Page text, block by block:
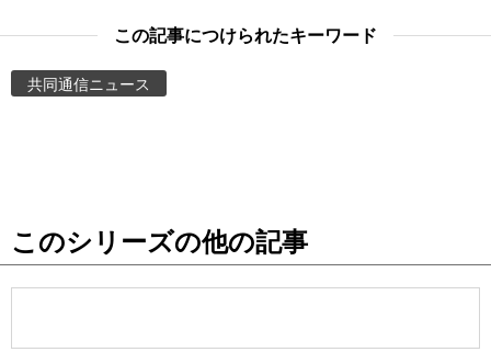
お知らせ
この記事につけられたキーワード
共同通信ニュース
このシリーズの他の記事